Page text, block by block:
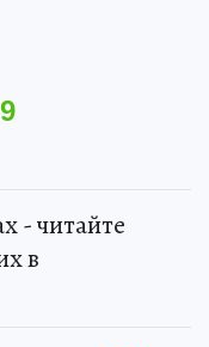
9
- читайте
в